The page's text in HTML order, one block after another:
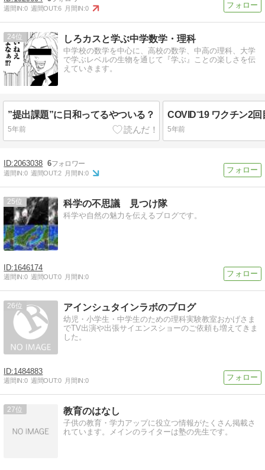
週間IN:0 週間OUT:6 月間IN:0
24 しろカスと学ぶ中学数学・理科
中学校の数学を中心に、高校の数学、中高の理科、大学
で学ぶレベルの生物を通じて『学ぶ』ことの楽しさを伝
えていきます。
”提出課題”に日和ってるやついる？
5年前
COVID⁻19 ワクチン2
5年前
2063038 6
週間IN:0 週間OUT:2 月間IN:0
25 科学の不思議 見つけ隊
科学や自然の魅力を伝えるブログです。
1646174
週間IN:0 週間OUT:0 月間IN:0
26 アインシュタインラボのブログ
幼児・小学生・中学生のための理科実験教室おかげさま
でTV出演や出張サイエンスショーのご依頼も増えてきま
した。
1484883
週間IN:0 週間OUT:0 月間IN:0
27 教育のはなし
子供の教育・学力アップに役立つ情報がたくさん掲載さ
れています。メインのライターは塾の先生です。